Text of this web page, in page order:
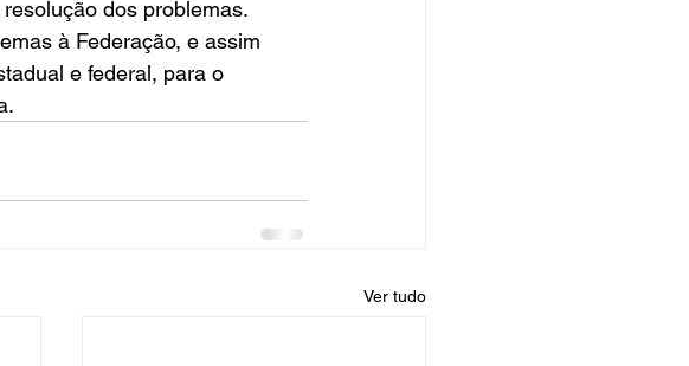
dos problemas.
à Federação, e assim
e federal, para o
Ver tudo